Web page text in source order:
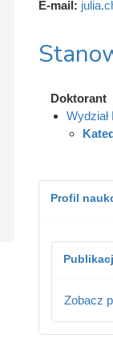
E-mail:
Doktorant
Wydział
Profil
Zobacz